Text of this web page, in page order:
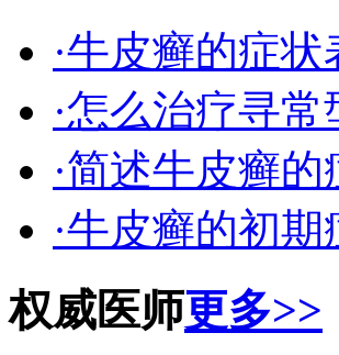
·牛皮癣的症
·怎么治疗寻
·简述牛皮癣
·牛皮癣的初
权威医师更多>>